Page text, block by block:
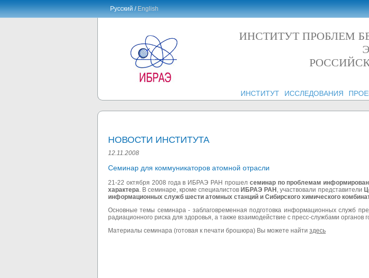
Русский /English
ИНСТИТУТ ПРОБЛЕМ
ИНСТИТУТ ИССЛЕДОВАНИЯ
НОВОСТИ ИНСТИТУТА
12.11.2008
Семинар для коммуникаторов атомной отрасли
21-22 октября 2008 года в ИБРАЭ РАН прошел семинар по проблемам
характера. В семинаре, кроме специалистов ИБРАЭ РАН , участвовали представители
информационных служб шести атомных станций и Сибирского химического
Основные темы семинара - заблаговременная подготовка информационных служб
радиационного риска для здоровья, а также взаимодействие с пресс-службами
Материалы семинара (готовая к печати брошюра) Вы можете найти здесь